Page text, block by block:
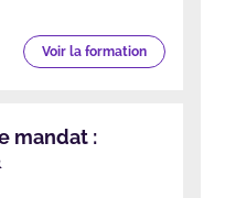
Voir la formation
mandat :